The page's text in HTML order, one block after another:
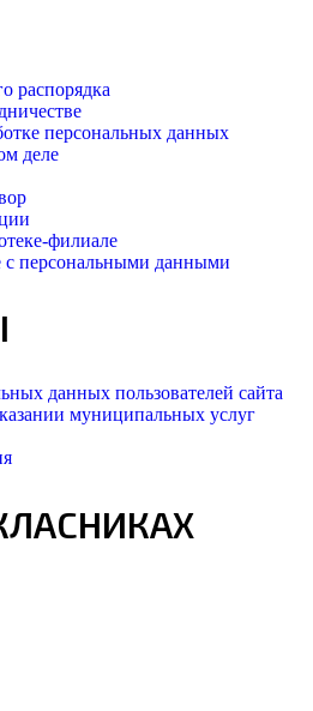
распорядка
персональных данных
деле
филиале
с персональными данными
данных пользователей сайта
муниципальных услуг